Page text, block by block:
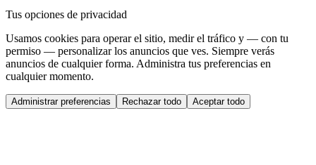
Tus opciones de privacidad
Usamos cookies para operar el sitio, medir el tráfico y — con tu
permiso — personalizar los anuncios que ves. Siempre verás
anuncios de cualquier forma. Administra tus preferencias en
cualquier momento.
Administrar preferencias Rechazar todo Aceptar todo